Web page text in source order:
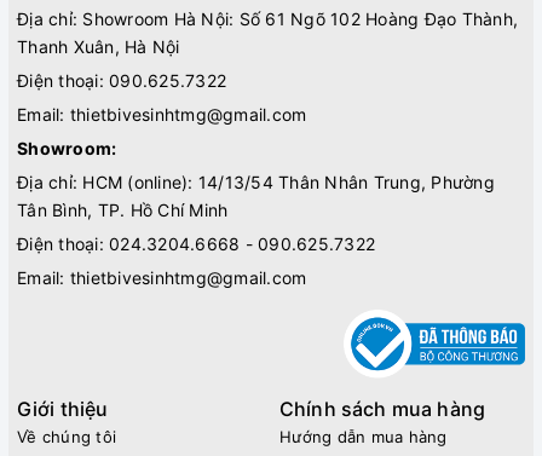
Địa chỉ: Showroom Hà Nội: Số 61 Ngõ 102 Hoàng Đạo Thành,
Thanh Xuân, Hà Nội
Điện thoại: 090.625.7322
Email: thietbivesinhtmg@gmail.com
Showroom:
Địa chỉ: HCM (online): 14/13/54 Thân Nhân Trung, Phường
Tân Bình, TP. Hồ Chí Minh
Điện thoại: 024.3204.6668 - 090.625.7322
Email: thietbivesinhtmg@gmail.com
Giới thiệu
Về chúng tôi
Chính sách mua hàng
Hướng dẫn mua hàng